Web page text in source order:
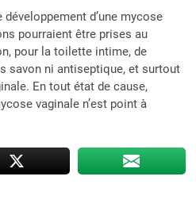
d’une mycose
pourraient être prises au
pour la toilette intime, de
savon ni antiseptique, et surtout
En tout état de cause,
vaginale n’est point à